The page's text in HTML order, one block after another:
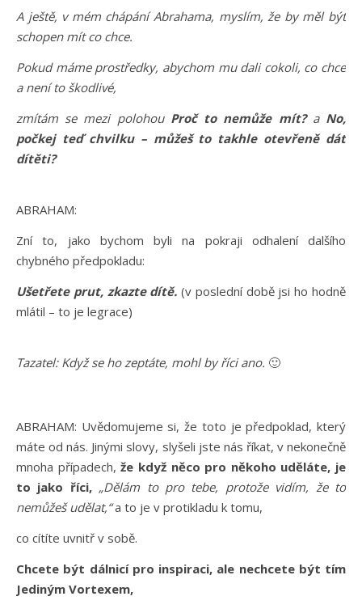
A ještě, v mém chápání Abrahama, myslím, že by měl být
schopen mít co chce.
Pokud máme prostředky, abychom mu dali cokoli, co chce
a není to škodlivé,
zmítám se mezi polohou Proč to nemůže mít?a No,
počkej teď chvilku – můžeš to takhle otevřeně dát
dítěti?
ABRAHAM:
Zní to, jako bychom byli na pokraji odhalení dalšího
chybného předpokladu:
Ušetřete prut, zkazte dítě. (v poslední době jsi ho hodně
mlátil – to je legrace)
Tazatel: Když se ho zeptáte, mohl by říci ano. 🙂
ABRAHAM: Uvědomujeme si, že toto je předpoklad, který
máte od nás. Jinými slovy, slyšeli jste nás říkat, v nekonečně
mnoha případech,že když něco pro někoho uděláte, je
to jako říci, „Dělám to pro tebe, protože vidím, že to
nemůžeš udělat,“a to je v protikladu k tomu,
co cítíte uvnitř v sobě.
Chcete být dálnicí pro inspiraci, ale nechcete být tím
Jediným Vortexem,